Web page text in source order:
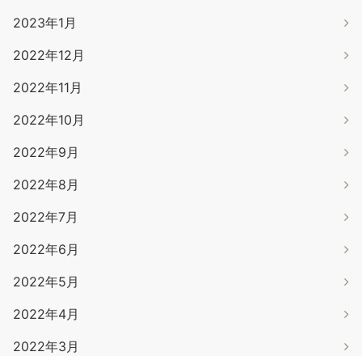
2023年1月
2022年12月
2022年11月
2022年10月
2022年9月
2022年8月
2022年7月
2022年6月
2022年5月
2022年4月
2022年3月